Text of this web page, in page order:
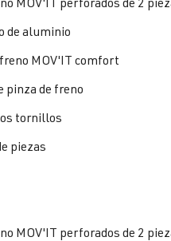
de aluminio
MOV'IT comfort
pinza de freno
tornillos
piezas
MOV'IT perforados de 2